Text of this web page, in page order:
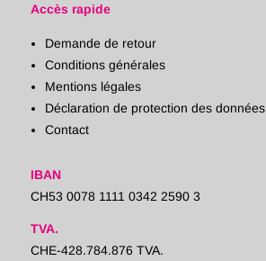
Accès rapide
Demande de retour
Conditions générales
Mentions légales
Déclaration de protection des données
Contact
IBAN
CH53 0078 1111 0342 2590 3
TVA.
CHE-428.784.876 TVA.